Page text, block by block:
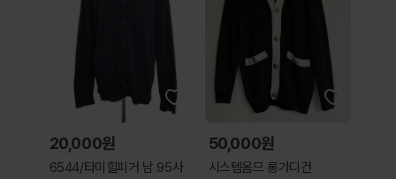
20,000원
6544/타미힐피거 남 95사
50,000원
시스템옴므 롱가디건